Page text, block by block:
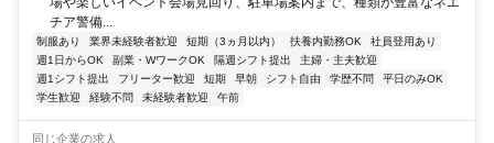
チア警備...
制服あり 業界未経験者歓迎 短期（3ヵ月以内） 扶養内勤務OK
社員登用あり
週1日からOK
副業・WワークOK 隔週シフト提出
主婦・主夫歓迎
週1シフト提出
フリーター歓迎 短期 早朝 シフト自由 学歴不問
平日のみOK
学生歓迎
経験不問 未経験者歓迎 午前
同じ企業の求人